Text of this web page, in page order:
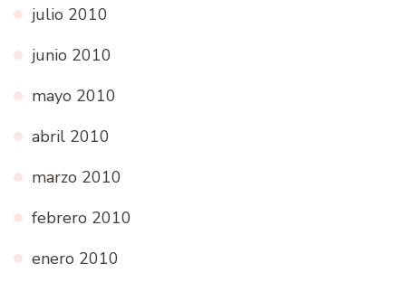
julio 2010
junio 2010
mayo 2010
abril 2010
marzo 2010
febrero 2010
enero 2010